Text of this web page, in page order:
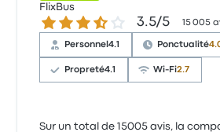
FlixBus
3.5 sur 5 étoiles 3.5/5 15 005
Personnel4.1 Ponctualité
Propreté4.1 Wi-Fi2.7
Sur un total de 15005 avis, la